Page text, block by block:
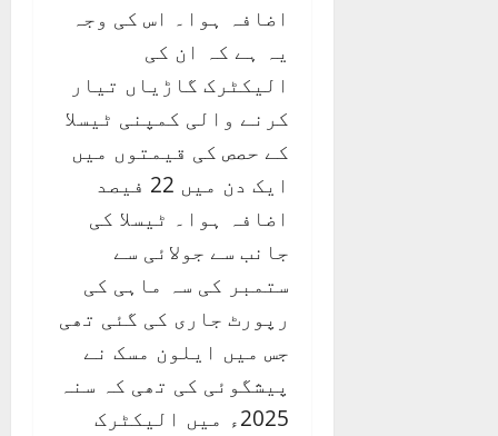
اضافہ ہوا۔ اس کی وجہ
یہ ہے کہ ان کی
الیکٹرک گاڑیاں تیار
کرنے والی کمپنی ٹیسلا
کے حصص کی قیمتوں میں
ایک دن میں 22 فیصد
اضافہ ہوا۔ ٹیسلا کی
جانب سے جولائی سے
ستمبر کی سہ ماہی کی
رپورٹ جاری کی گئی تھی
جس میں ایلون مسک نے
پیشگوئی کی تھی کہ سنہ
2025ء میں الیکٹرک